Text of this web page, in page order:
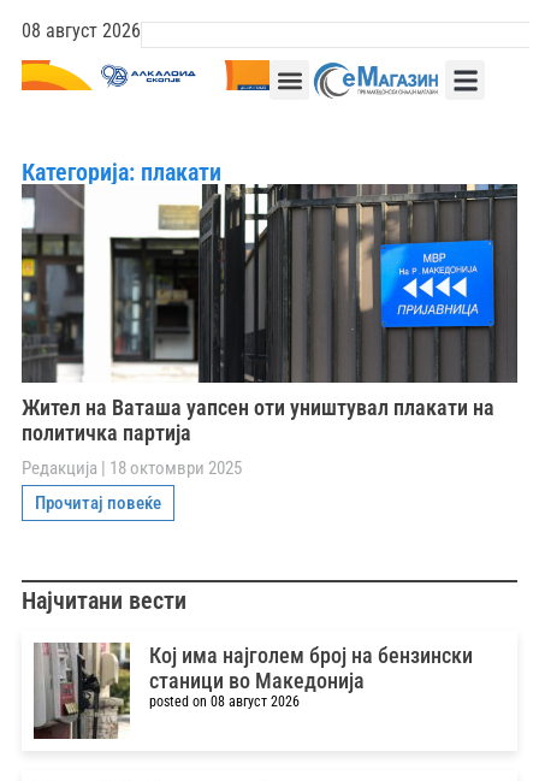
08 август 2026
Категорија: плакати
Жител на Ваташа уапсен оти уништувал плакати на
политичка партија
Редакција
18 октомври 2025
Прочитај повеќе
Најчитани вести
Кој има најголем број на бензински
станици во Македонија
posted on 08 август 2026